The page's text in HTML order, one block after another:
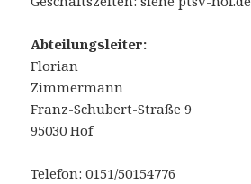
Abteilungsleiter:
Florian
Zimmermann
Franz-Schubert-Straße 9
95030 Hof
Telefon: 0151/50154776